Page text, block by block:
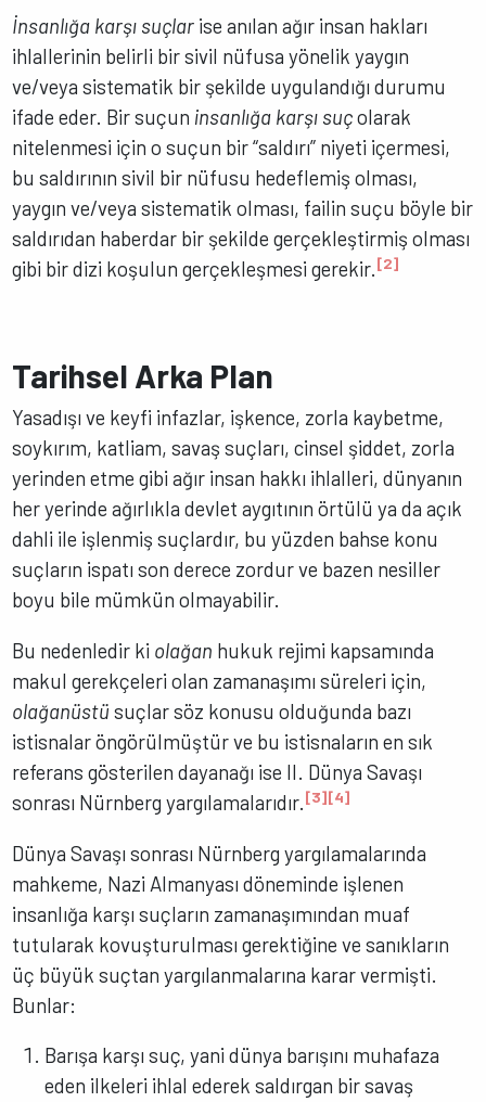
İnsanlığa karşı suçlar ise anılan ağır insan hakları
ihlallerinin belirli bir sivil nüfusa yönelik yaygın
ve/veya sistematik bir şekilde uygulandığı durumu
ifade eder. Bir suçun insanlığa karşı suçolarak
nitelenmesi için o suçun bir “saldırı” niyeti içermesi,
bu saldırının sivil bir nüfusu hedeflemiş olması,
yaygın ve/veya sistematik olması, failin suçu böyle bir
saldırıdan haberdar bir şekilde gerçekleştirmiş olması
gibi bir dizi koşulun gerçekleşmesi gerekir.[2]
Tarihsel Arka Plan
Yasadışı ve keyfi infazlar, işkence, zorla kaybetme,
soykırım, katliam, savaş suçları, cinsel şiddet, zorla
yerinden etme gibi ağır insan hakkı ihlalleri, dünyanın
her yerinde ağırlıkla devlet aygıtının örtülü ya da açık
dahli ile işlenmiş suçlardır, bu yüzden bahse konu
suçların ispatı son derece zordur ve bazen nesiller
boyu bile mümkün olmayabilir.
Bu nedenledir ki olağan hukuk rejimi kapsamında
makul gerekçeleri olan zamanaşımı süreleri için,
olağanüstü suçlar söz konusu olduğunda bazı
istisnalar öngörülmüştür ve bu istisnaların en sık
referans gösterilen dayanağı ise II. Dünya Savaşı
sonrası Nürnberg yargılamalarıdır.[3][4]
Dünya Savaşı sonrası Nürnberg yargılamalarında
mahkeme, Nazi Almanyası döneminde işlenen
insanlığa karşı suçların zamanaşımından muaf
tutularak kovuşturulması gerektiğine ve sanıkların
üç büyük suçtan yargılanmalarına karar vermişti.
Bunlar:
Barışa karşı suç, yani dünya barışını muhafaza
eden ilkeleri ihlal ederek saldırgan bir savaş